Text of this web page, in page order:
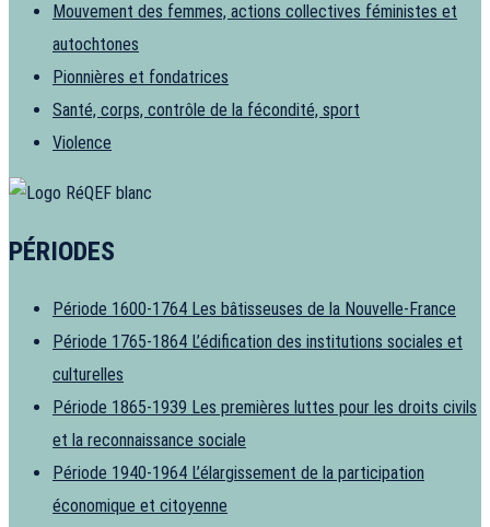
Mouvement des femmes, actions collectives féministes et
autochtones
Pionnières et fondatrices
Santé, corps, contrôle de la fécondité, sport
Violence
PÉRIODES
Période 1600-1764 Les bâtisseuses de la Nouvelle-France
Période 1765-1864 L’édification des institutions sociales et
culturelles
Période 1865-1939 Les premières luttes pour les droits civils
et la reconnaissance sociale
Période 1940-1964 L’élargissement de la participation
économique et citoyenne